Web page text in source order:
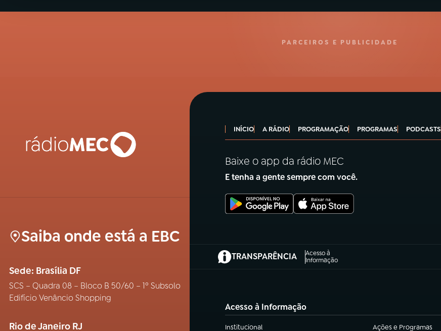
PARCEIROS E PUBLICIDADE
Saiba onde está a EBC
Sede: Brasília DF
SCS – Quadra 08 – Bloco B 50/60 – 1º Subsolo
Edifício Venâncio Shopping
Rio de Janeiro RJ
INÍCIO A RÁDIO PROGRAMAÇÃO PROGRAMAS PODCASTS
Baixe o app da rádio MEC
E tenha a gente sempre com você.
TRANSPARÊNCIA
Acesso à
Informação
(abre em nova aba)
Acesso à Informação
Institucional Ações e Programas